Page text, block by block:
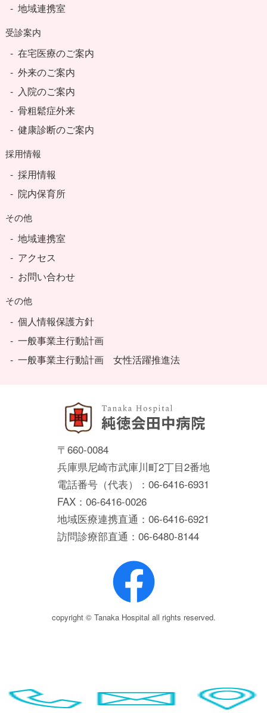
地域連携室
受診案内
在宅医療のご案内
外来のご案内
入院のご案内
骨粗鬆症外来
健康診断のご案内
採用情報
採用情報
院内保育所
その他
地域連携室
アクセス
お問い合わせ
その他
個人情報保護方針
一般事業主行動計画
一般事業主行動計画 女性活躍推進法
〒660-0084
兵庫県尼崎市武庫川町2丁目2番地
電話番号（代表）：06-6416-6931
FAX：06-6416-0026
地域医療連携直通：06-6416-6921
訪問診療部直通：06-6480-8144
copyright © Tanaka Hospital all rights reserved.